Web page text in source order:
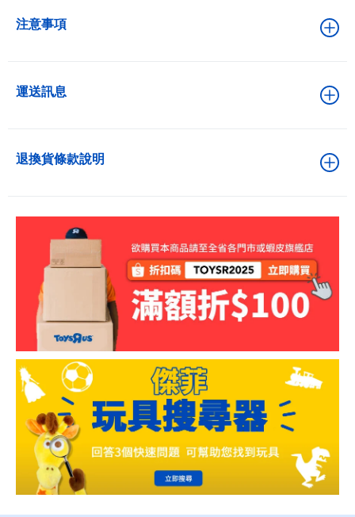
注意事項
運送訊息
退換貨條款說明